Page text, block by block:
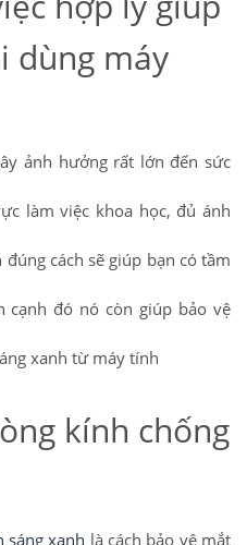
dùng máy
ảnh hưởng rất lớn đến sức
làm việc khoa học, đủ ánh
cách sẽ giúp bạn có tầm
cạnh đó nó còn giúp bảo vệ
xanh từ máy tính
kính chống
sáng xanh là cách bảo vệ mắt